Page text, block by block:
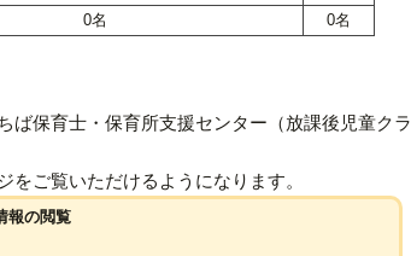
0名
0名
ば保育士・保育所支援センター（放課後児童クラ
ご覧いただけるようになります。
報の閲覧